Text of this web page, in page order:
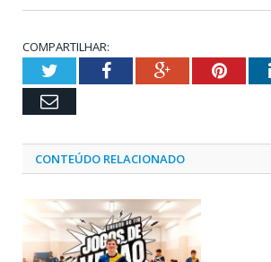
COMPARTILHAR:
TwitterFacebookGoogle+
Email
CONTEÚDO RELACIONADO